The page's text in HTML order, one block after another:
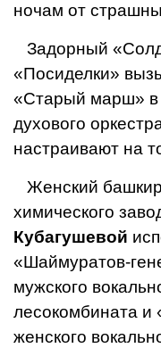
ночам от
Задорный
«Посиделки»
«Старый марш» в
духового
настраивают на
Женский
химического
Кубагушевой
«Шаймуратов-
мужского
лесокомбината
женского